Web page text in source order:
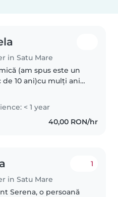
in Satu Mare
(am spus este un
de 10 ani)cu mulți ani
copiilor de toate
place să citesc, să
și să organizez jocuri..
< 1 year
40,00 RON/hr
in Satu Mare
1
Serena, o persoană